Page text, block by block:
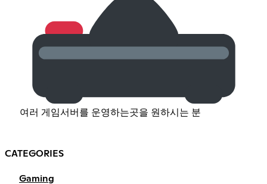
여러 게임서버를 운영하는곳을 원하시는 분
CATEGORIES
Gaming